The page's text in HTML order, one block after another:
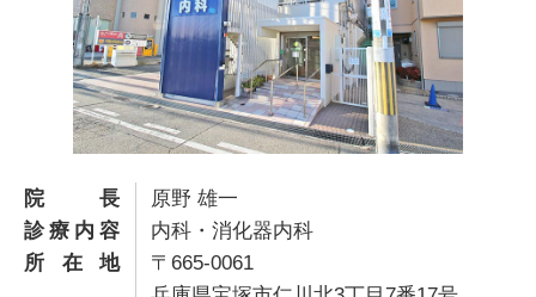
院長
原野 雄一
診療内容
内科・消化器内科
所在地
〒665-0061